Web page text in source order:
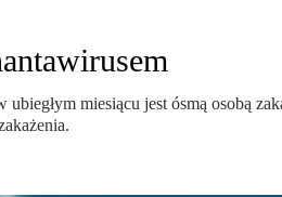
miesiącu jest ósmą osobą